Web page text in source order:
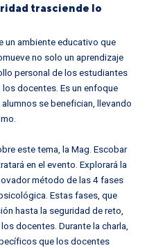
trasciende lo
un ambiente educativo que
no solo un aprendizaje
personal de los estudiantes
docentes. Es un enfoque
se benefician, llevando
este tema, la Mag. Escobar
en el evento. Explorará la
método de las 4 fases
Estas fases, que
hasta la seguridad de reto,
docentes. Durante la charla,
que los docentes